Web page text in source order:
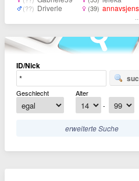
(??) Driverle (39) annavsjens
ID/Nick
Geschlecht
Alter
-
erweiterte Suche